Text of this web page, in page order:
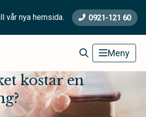
vår nya hemsida. 0921-121 60
Begravningsbyrå Meny
kostar en